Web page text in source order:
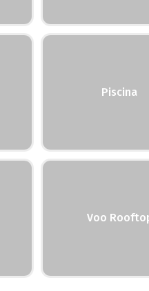
Piscina
Voo